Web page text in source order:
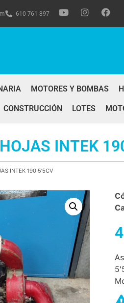
610 761 897
MOTORES Y BOMBAS
CONSTRUCCIÓN LOTES
INTEK
INTEK 190 5’5CV